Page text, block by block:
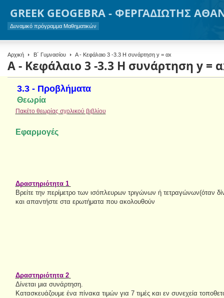
GREEK GEOGEBRA - ΦΕΡΓΑΔΙΩΤΗΣ
Δυναμικό πρόγραμμα Μαθηματικών
Αρχική Β΄ Γυμνασίου Α - Κεφάλαιο 3 -3.3 Η συνάρτηση y = αx
Α - Κεφάλαιο 3 -3.3 Η συνάρτηση y =
3.3 - Προβλήματα
Θεωρία
Πακέτο θεωρίας σχολικού βιβλίου
Εφαρμογές
Δραστηριότητα 1
Bρείτε την περίμετρο των ισόπλευρων τριγώνων ή τετραγώνων(όταν
και απαντήστε στα ερωτήματα που ακολουθούν
Δραστηριότητα 2
Δίνεται μια συνάρτηση.
Κατασκευάζουμε ένα πίνακα τιμών για 7 τιμές και εν συνεχεία